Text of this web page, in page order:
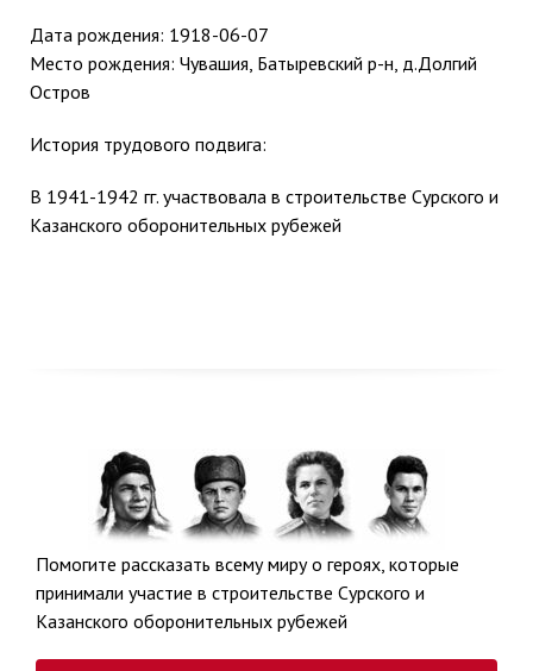
Дата рождения: 1918-06-07
Место рождения: Чувашия, Батыревский р-н, д.Долгий
Остров
История трудового подвига:
В 1941-1942 гг. участвовала в строительстве Сурского и
Казанского оборонительных рубежей
Помогите рассказать всему миру о героях, которые
принимали участие в строительстве Сурского и
Казанского оборонительных рубежей